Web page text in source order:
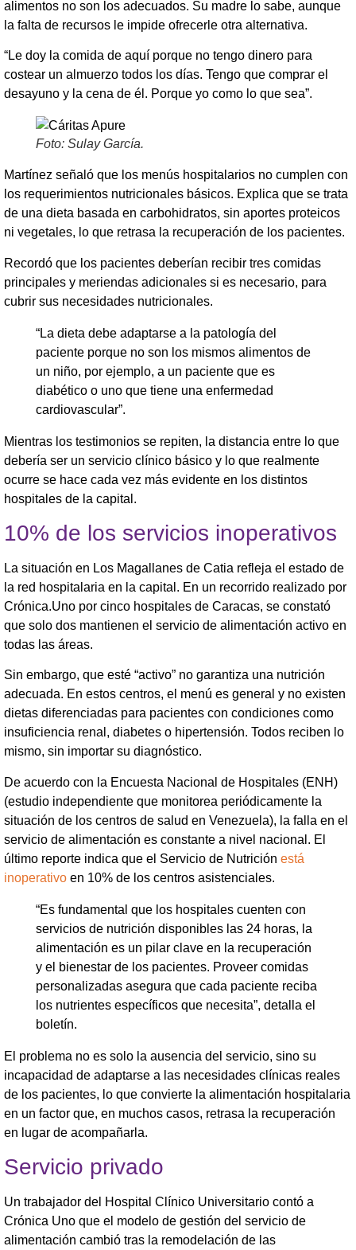
alimentos no son los adecuados. Su madre lo sabe, aunque
la falta de recursos le impide ofrecerle otra alternativa.
“Le doy la comida de aquí porque no tengo dinero para
costear un almuerzo todos los días. Tengo que comprar el
desayuno y la cena de él. Porque yo como lo que sea”.
Foto: Sulay García.
Martínez señaló que los menús hospitalarios no cumplen con
los requerimientos nutricionales básicos. Explica que se trata
de una dieta basada en carbohidratos, sin aportes proteicos
ni vegetales, lo que retrasa la recuperación de los pacientes.
Recordó que los pacientes deberían recibir tres comidas
principales y meriendas adicionales si es necesario, para
cubrir sus necesidades nutricionales.
“La dieta debe adaptarse a la patología del
paciente porque no son los mismos alimentos de
un niño, por ejemplo, a un paciente que es
diabético o uno que tiene una enfermedad
cardiovascular”.
Mientras los testimonios se repiten, la distancia entre lo que
debería ser un servicio clínico básico y lo que realmente
ocurre se hace cada vez más evidente en los distintos
hospitales de la capital.
10% de los servicios inoperativos
La situación en Los Magallanes de Catia refleja el estado de
la red hospitalaria en la capital. En un recorrido realizado por
Crónica.Uno por cinco hospitales de Caracas, se constató
que solo dos mantienen el servicio de alimentación activo en
todas las áreas.
Sin embargo, que esté “activo” no garantiza una nutrición
adecuada. En estos centros, el menú es general y no existen
dietas diferenciadas para pacientes con condiciones como
insuficiencia renal, diabetes o hipertensión. Todos reciben lo
mismo, sin importar su diagnóstico.
De acuerdo con la Encuesta Nacional de Hospitales (ENH)
(estudio independiente que monitorea periódicamente la
situación de los centros de salud en Venezuela), la falla en el
servicio de alimentación es constante a nivel nacional. El
último reporte indica que el Servicio de Nutrición está
inoperativo en 10% de los centros asistenciales.
“Es fundamental que los hospitales cuenten con
servicios de nutrición disponibles las 24 horas, la
alimentación es un pilar clave en la recuperación
y el bienestar de los pacientes. Proveer comidas
personalizadas asegura que cada paciente reciba
los nutrientes específicos que necesita”, detalla el
boletín.
El problema no es solo la ausencia del servicio, sino su
incapacidad de adaptarse a las necesidades clínicas reales
de los pacientes, lo que convierte la alimentación hospitalaria
en un factor que, en muchos casos, retrasa la recuperación
en lugar de acompañarla.
Servicio privado
Un trabajador del Hospital Clínico Universitario contó a
Crónica Uno que el modelo de gestión del servicio de
alimentación cambió tras la remodelación de las